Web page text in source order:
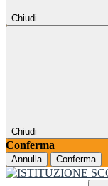
Chiudi
Chiudi
Conferma
Annulla Conferma